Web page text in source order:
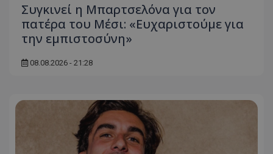
Συγκινεί η Μπαρτσελόνα για τον
πατέρα του Μέσι: «Ευχαριστούμε για
την εμπιστοσύνη»
08.08.2026 - 21:28